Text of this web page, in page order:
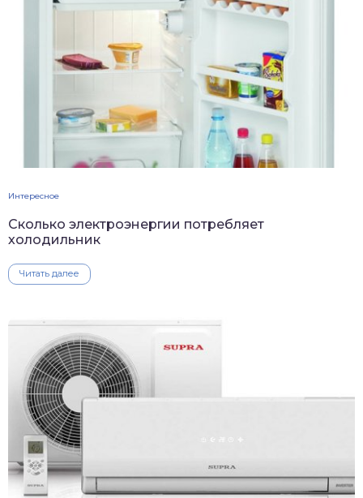
Интересное
Сколько электроэнергии потребляет
холодильник
Читать далее